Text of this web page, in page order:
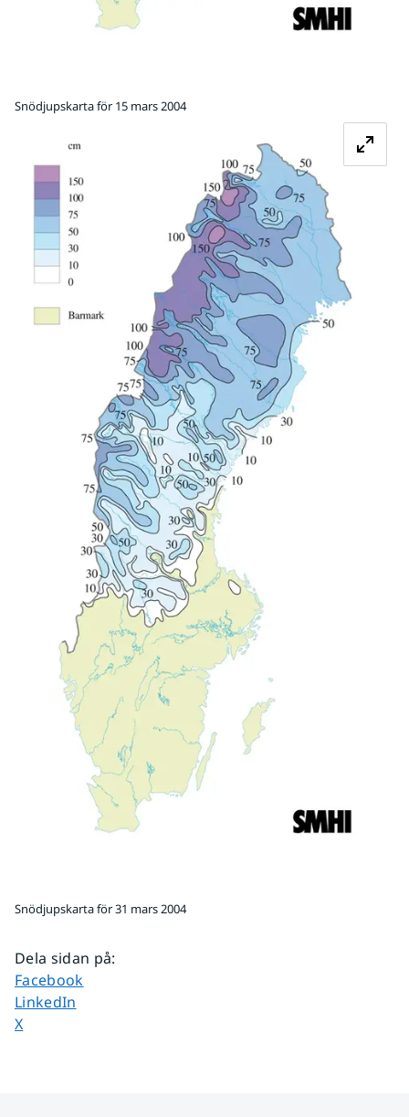
Snödjupskarta för 15 mars 2004
Snödjupskarta för 31 mars 2004
Dela sidan på:
Dela sidan på
Facebook
Dela sidan på
LinkedIn
Dela sidan på
X